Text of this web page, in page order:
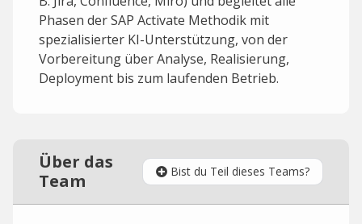
Phasen der SAP Activate Methodik mit
spezialisierter KI-Unterstützung, von der
Vorbereitung über Analyse, Realisierung,
Deployment bis zum laufenden Betrieb.
Über das
Team
Bist du Teil dieses Teams?